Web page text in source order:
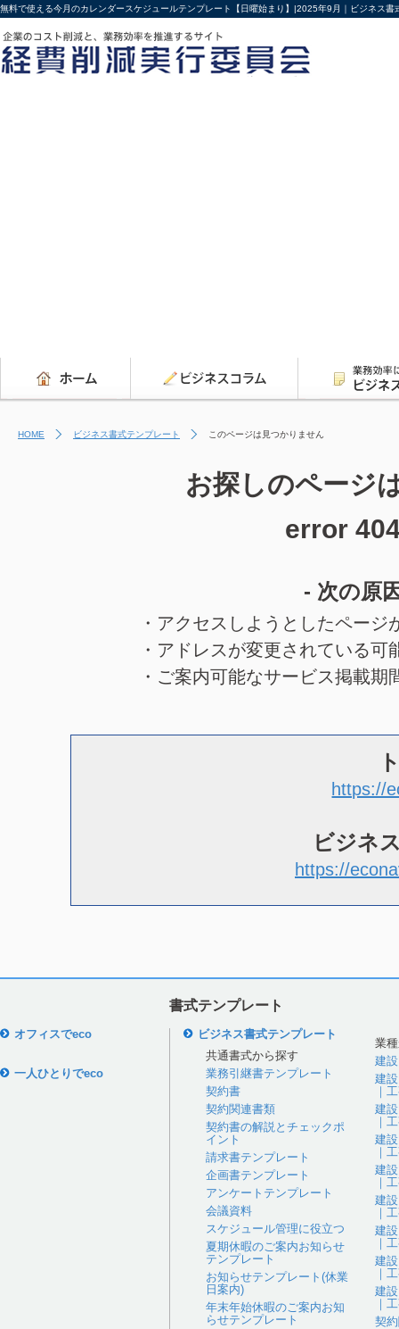
無料で使える今月のカレンダースケジュールテンプレート【日曜始まり】|2025年9月｜ビジネス書
HOME ビジネス書式テンプレート このページは見つかりません
お探しのページ
error
- 次の原
・アクセスしようとしたペー
・アドレスが変更されている可
・ご案内可能なサービス掲載
https://
ビジネ
https://
書式テンプレート
オフィスでeco
一人ひとりでeco
ビジネス書式テンプレート
共通書式から探す
業務引継書テンプレート
契約書
契約関連書類
契約書の解説とチェックポ
イント
請求書テンプレート
企画書テンプレート
アンケートテンプレート
会議資料
スケジュール管理に役立つ
夏期休暇のご案内お知らせ
テンプレート
お知らせテンプレート(休業
日案内)
年末年始休暇のご案内お知
らせテンプレート
業
建
建
｜
建
｜
建
｜
建
｜
建
｜
建
｜
建
｜
建
｜
契